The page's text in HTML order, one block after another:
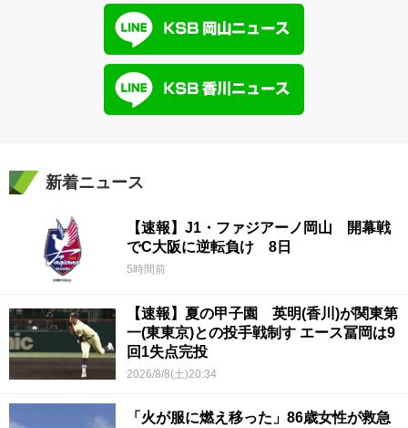
新着ニュース
【速報】J1・ファジアーノ岡山 開幕戦
でC大阪に逆転負け 8日
5時間前
【速報】夏の甲子園 英明(香川)が関東第
一(東東京)との投手戦制す エース冨岡は9
回1失点完投
2026/8/8(土)20:34
「火が服に燃え移った」86歳女性が救急